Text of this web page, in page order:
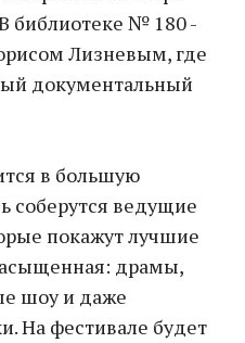
библиотеке № 180 -
Лизневым, где
документальный
в большую
соберутся ведущие
покажут лучшие
драмы,
шоу и даже
На фестивале будет